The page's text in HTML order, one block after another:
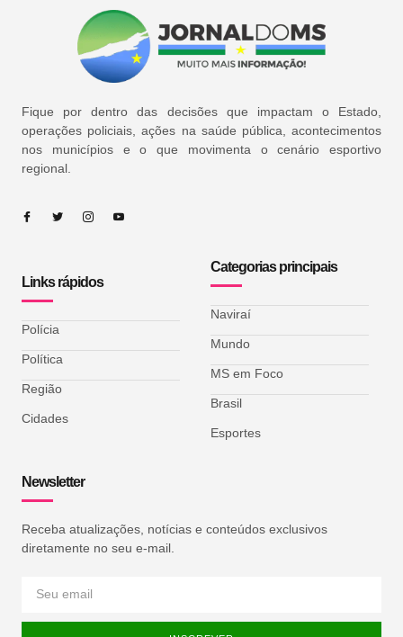
Fique por dentro das decisões que impactam o Estado,
operações policiais, ações na saúde pública, acontecimentos
nos municípios e o que movimenta o cenário esportivo
regional.
Links rápidos
Polícia
Política
Região
Cidades
Categorias principais
Naviraí
Mundo
MS em Foco
Brasil
Esportes
Newsletter
Receba atualizações, notícias e conteúdos exclusivos
diretamente no seu e-mail.